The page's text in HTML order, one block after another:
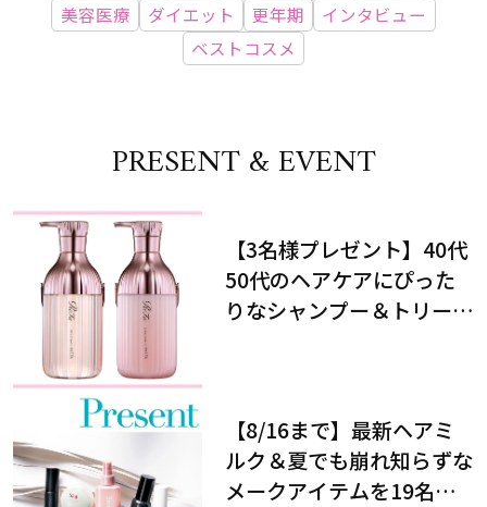
美容医療
ダイエット 更年期
インタビュー
ベストコスメ
PRESENT & EVENT
【3名様プレゼント】40代
50代のヘアケアにぴった
りなシャンプー＆トリート
【8/16まで】最新ヘアミ
ルク＆夏でも崩れ知らずな
メークアイテムを19名様